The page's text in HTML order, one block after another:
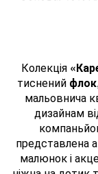
Колекція
тиснений флок
мальовнича
дизайнам
представлена
малюнок і